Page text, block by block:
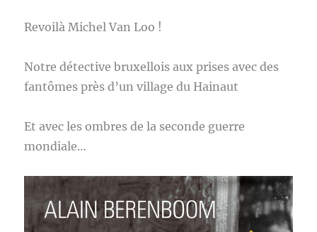
Revoilà Michel Van Loo !
Notre détective bruxellois aux prises avec des
fantômes près d’un village du Hainaut
Et avec les ombres de la seconde guerre
mondiale…